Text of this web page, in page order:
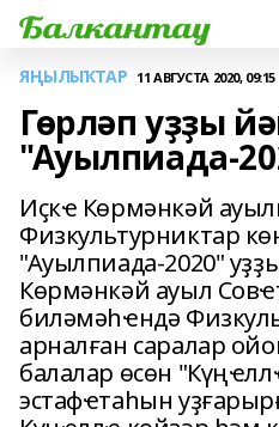
ЯҢЫЛЫҠТАР 11 АВГУСТА 2020, 09:15
Гөрләп уҙҙы
"Ауылпиада-
Иҫкҽ Көрмәнкәй
Физкультурниктар
"Ауылпиада-2020"
Көрмәнкәй ауыл
биләмәһҽндә
арналған саралар
балалар өсөн
эстафҽтаһын